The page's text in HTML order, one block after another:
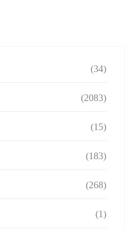
(34)
(2083)
(15)
(183)
(268)
(1)